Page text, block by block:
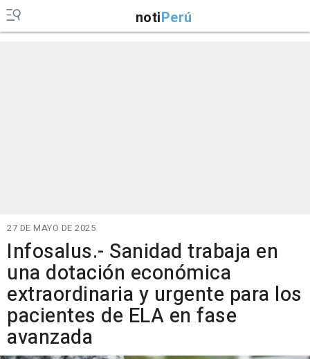
notiPerú
27 DE MAYO DE 2025
Infosalus.- Sanidad trabaja en
una dotación económica
extraordinaria y urgente para los
pacientes de ELA en fase
avanzada